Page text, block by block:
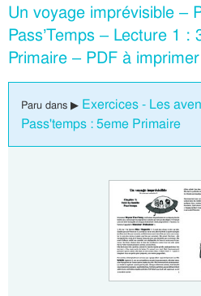
Un voyage imprévisible –
Pass’Temps – Lecture 1
Primaire – PDF à imprimer
Paru dans ▶ Exercices - Les
Pass'temps : 5eme Primaire